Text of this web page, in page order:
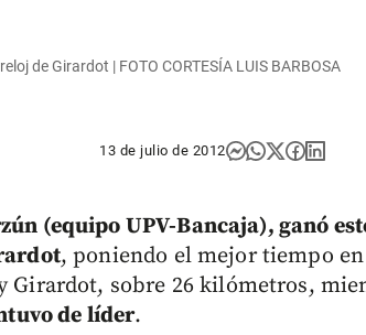
de Girardot | FOTO CORTESÍA LUIS BARBOSA
13 de julio de 2012
(equipo UPV-Bancaja), ganó
, poniendo el mejor tiempo
sobre 26 kilómetros,
de líder.